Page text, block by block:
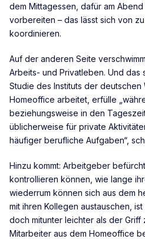
dem Mittagessen, dafür am
vorbereiten – das lässt sich von
koordinieren.
Auf der anderen Seite
Arbeits- und Privatleben. Und das
Studie des Instituts der deutschen
Homeoffice arbeitet, erfülle
beziehungsweise in den
üblicherweise für private
häufiger berufliche Aufgaben“,
Hinzu kommt: Arbeitgeber
kontrollieren können, wie lange
wiederrum können sich aus dem
mit ihren Kollegen austauschen,
doch mitunter leichter als der Griff
Mitarbeiter aus dem Homeoffice